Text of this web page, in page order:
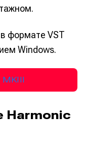
формате VST
Windows.
Harmonic